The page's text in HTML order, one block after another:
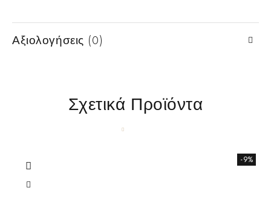
Αξιολογήσεις (0)
Σχετικά Προϊόντα
-9%